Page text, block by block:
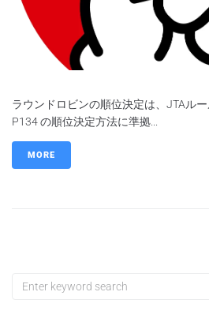
ラウンドロビンの順位決定は、JTAル
P134 の順位決定方法に準拠...
MORE